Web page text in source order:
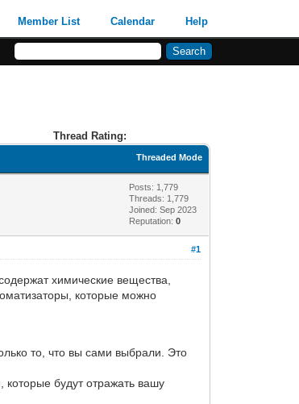
Member List Calendar Help
Thread Rating:
Threaded Mode
Posts: 1,779
Threads: 1,779
Joined: Sep 2023
Reputation:0
#1
химические вещества,
которые можно
то, что вы сами выбрали. Это
будут отражать вашу